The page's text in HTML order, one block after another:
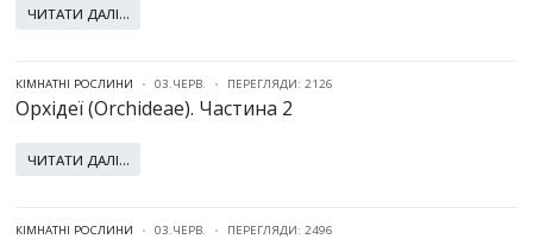
ЧИТАТИ ДАЛІ...
КІМНАТНІ РОСЛИНИ 03.ЧЕРВ. ПЕРЕГЛЯДИ: 2126
Орхідеї (Orchideae). Частина 2
ЧИТАТИ ДАЛІ...
КІМНАТНІ РОСЛИНИ 03.ЧЕРВ. ПЕРЕГЛЯДИ: 2496